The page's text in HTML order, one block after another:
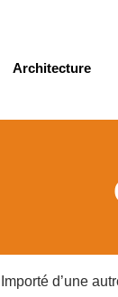
Architecture
Importé d’une